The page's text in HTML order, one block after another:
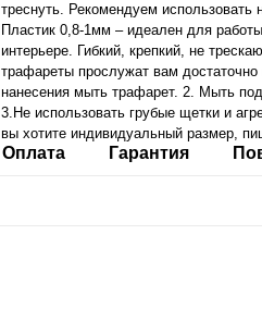
треснуть. Рекомендуем использовать
Пластик 0,8-1мм – идеален для
интерьере. Гибкий, крепкий, не
трафареты прослужат вам
нанесения мыть трафарет. 2. Мыть
3.Не использовать грубые щетки и
вы хотите индивидуальный размер,
Оплата Гарантия